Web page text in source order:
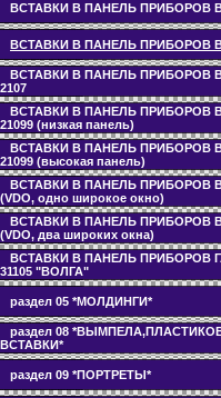
ВСТАВКИ В ПАНЕЛЬ ПРИБОРОВ
ВСТАВКИ В ПАНЕЛЬ ПРИБОРОВ
ВСТАВКИ В ПАНЕЛЬ ПРИБОРОВ
2107
ВСТАВКИ В ПАНЕЛЬ ПРИБОРОВ
21099 (низкая панель)
ВСТАВКИ В ПАНЕЛЬ ПРИБОРОВ
21099 (высокая панель)
ВСТАВКИ В ПАНЕЛЬ ПРИБОРОВ
(VDO, одно широкое окно)
ВСТАВКИ В ПАНЕЛЬ ПРИБОРОВ
(VDO, два широких окна)
ВСТАВКИ В ПАНЕЛЬ ПРИБОРОВ
31105 "ВОЛГА"
раздел 05 *МОЛДИНГИ*
раздел 08
ВСТАВКИ*
раздел 09 *ПОРТРЕТЫ*